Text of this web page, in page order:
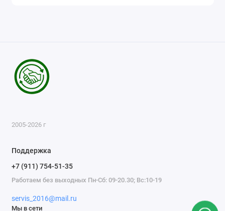
2005-2026 г
Поддержка
+7 (911) 754-51-35
Работаем без выходных Пн-Сб: 09-20.30; Вс:10-19
servis_2016@mail.ru
Мы в сети